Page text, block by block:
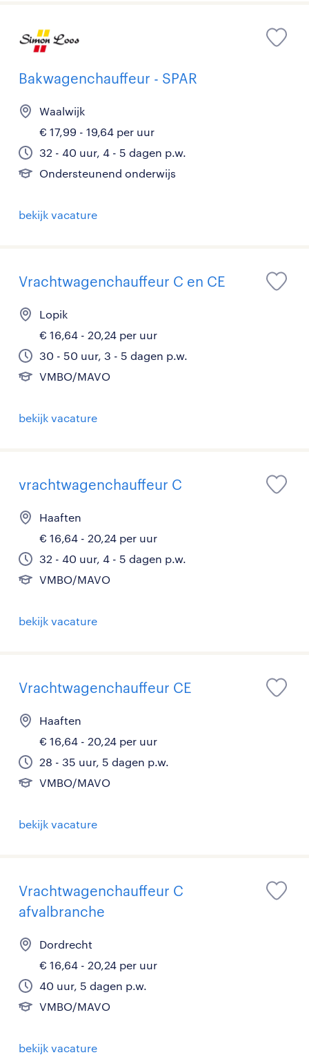
Bakwagenchauffeur - SPAR
Waalwijk
€ 17,99 - 19,64 per uur
32 - 40 uur, 4 - 5 dagen p.w.
Ondersteunend onderwijs
bekijk vacature
Vrachtwagenchauffeur C en CE
Lopik
€ 16,64 - 20,24 per uur
30 - 50 uur, 3 - 5 dagen p.w.
VMBO/MAVO
bekijk vacature
vrachtwagenchauffeur C
Haaften
€ 16,64 - 20,24 per uur
32 - 40 uur, 4 - 5 dagen p.w.
VMBO/MAVO
bekijk vacature
Vrachtwagenchauffeur CE
Haaften
€ 16,64 - 20,24 per uur
28 - 35 uur, 5 dagen p.w.
VMBO/MAVO
bekijk vacature
Vrachtwagenchauffeur C
afvalbranche
Dordrecht
€ 16,64 - 20,24 per uur
40 uur, 5 dagen p.w.
VMBO/MAVO
bekijk vacature